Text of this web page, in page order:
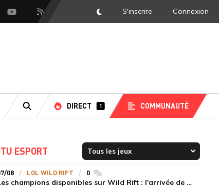
YoutubeFlux RSS DarkMode
S'inscrire Connexion
RECHERCHE
DIRECT 1 COMMUNAUTÉ
ESPORT
08 LOL WILD RIFT 0commentaires
Les champions disponibles sur Wild Rift : l'arrivée de Cho'Gath